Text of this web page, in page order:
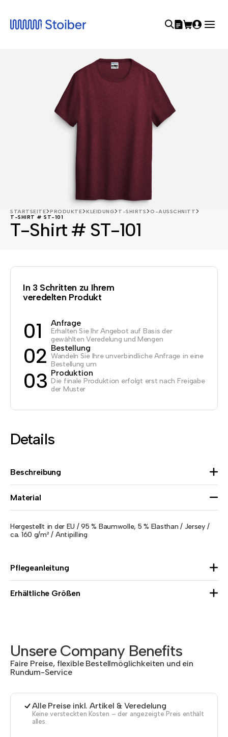
STARTSEITE PRODUKTE KLEIDUNG T-SHIRTS
O-AUSSCHNITT
T-SHIRT # ST-101
T-Shirt # ST-101
In 3 Schritten zu Ihrem
veredelten Produkt
01 Anfrage
Erhalten Sie Ihr Angebot auf Basis der
gewählten Veredelung und Mengen
02 Bestellung
Wandeln Sie Ihre unverbindliche Anfrage in eine
Bestellung um
03 Produktion
Die finale Produktion erfolgt erst nach Freigabe
der Muster
Details
Beschreibung
Material
Hergestellt in der EU / 95 % Baumwolle, 5 % Elasthan / Jersey /
ca. 160 g/m² / Antipilling
Pflegeanleitung
Erhältliche Größen
Unsere Company Benefits
Faire Preise, flexible Bestellmöglichkeiten und ein
Rundum-Service
Alle Preise inkl. Artikel & Veredelung
Keine versteckten Kosten – der angezeigte Preis enthält
alles.